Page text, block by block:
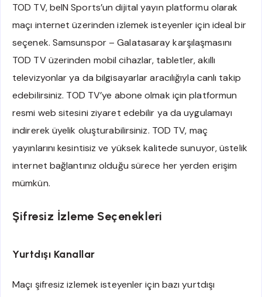
TOD TV, beIN Sports’un dijital yayın platformu olarak
maçı internet üzerinden izlemek isteyenler için ideal bir
seçenek. Samsunspor – Galatasaray karşılaşmasını
TOD TV üzerinden mobil cihazlar, tabletler, akıllı
televizyonlar ya da bilgisayarlar aracılığıyla canlı takip
edebilirsiniz. TOD TV’ye abone olmak için platformun
resmi web sitesini ziyaret edebilir ya da uygulamayı
indirerek üyelik oluşturabilirsiniz. TOD TV, maç
yayınlarını kesintisiz ve yüksek kalitede sunuyor, üstelik
internet bağlantınız olduğu sürece her yerden erişim
mümkün.
Şifresiz İzleme Seçenekleri
Yurtdışı Kanallar
Maçı şifresiz izlemek isteyenler için bazı yurtdışı